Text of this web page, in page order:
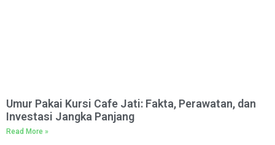
Umur Pakai Kursi Cafe Jati: Fakta, Perawatan, dan
Investasi Jangka Panjang
Read More »